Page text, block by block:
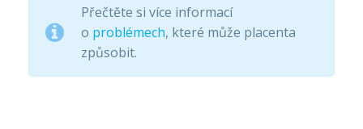
Přečtěte si více informací
o problémech, které může placenta
způsobit.